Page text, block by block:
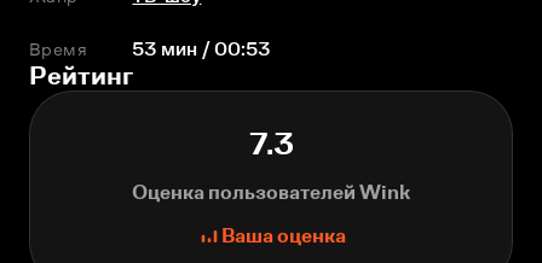
Время 53 мин / 00:53
Рейтинг
7.3
Оценка пользователей Wink
Ваша оценка